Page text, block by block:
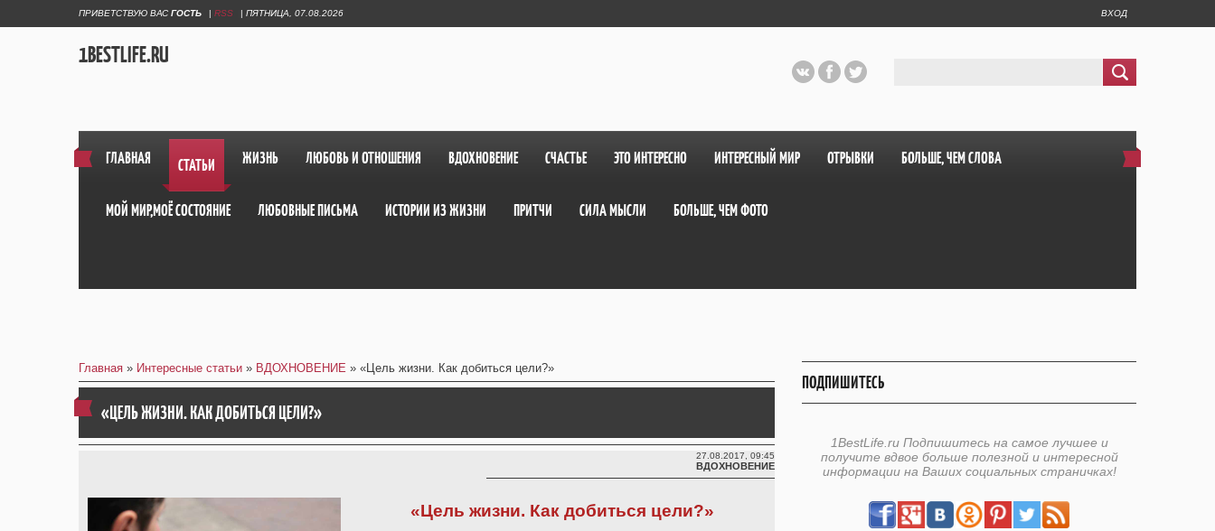
ПРИВЕТСТВУЮ ВАС ГОСТЬ | RSS | ПЯТНИЦА, 07.08.2026 ВХОД
1BESTLIFE.RU
ГЛАВНАЯ СТАТЬИ ЖИЗНЬ ЛЮБОВЬ И ОТНОШЕНИЯ ВДОХНОВЕНИЕ СЧАСТЬЕ ЭТО ИНТЕРЕСНО ИНТЕРЕСНЫЙ МИР ОТРЫВКИ БОЛЬШЕ, ЧЕМ СЛОВА
МОЙ МИР,МОЁ СОСТОЯНИЕ ЛЮБОВНЫЕ ПИСЬМА ИСТОРИИ ИЗ ЖИЗНИ ПРИТЧИ СИЛА МЫСЛИ БОЛЬШЕ, ЧЕМ ФОТО
Главная » Интересные статьи » ВДОХНОВЕНИЕ » «Цель жизни. Как добиться цели?»
«ЦЕЛЬ ЖИЗНИ. КАК ДОБИТЬСЯ ЦЕЛИ?»
27.08.2017, 09:45
ВДОХНОВЕНИЕ
«Цель жизни. Как добиться цели?»
ПОДПИШИТЕСЬ
1BestLife.ru Подпишитесь на самое лучшее и
получите вдвое больше полезной и интересной
информации на Ваших социальных страничках!